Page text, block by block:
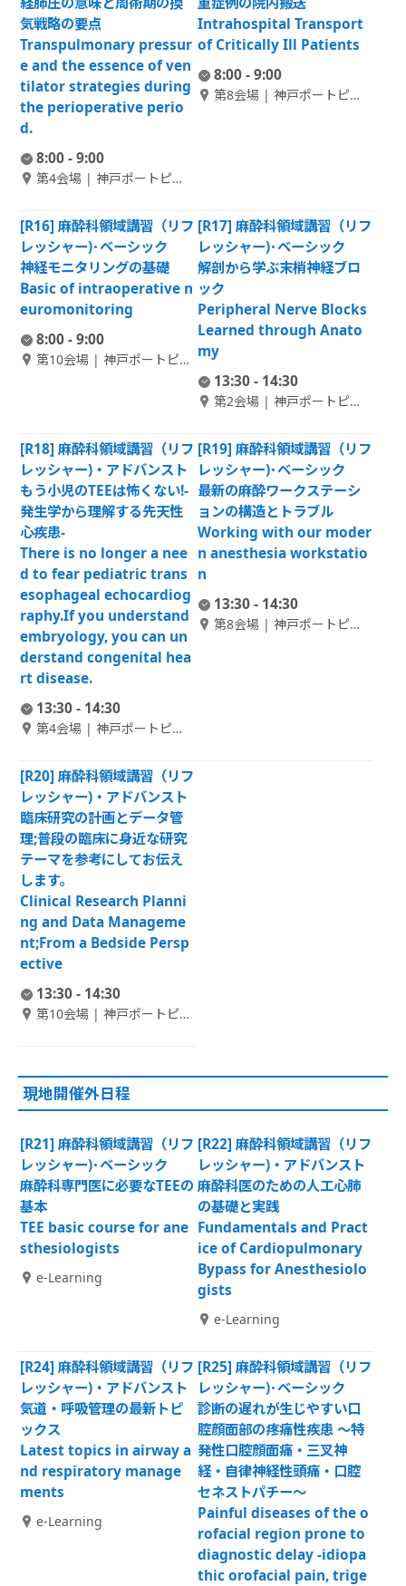
気戦略の要点
Transpulmonary pressur
e and the essence of ven
tilator strategies during
the perioperative perio
d.
8:00 - 9:00
第4会場 | 神戸ポートピア
Intrahospital Transport
of Critically Ill Patients
8:00 - 9:00
第8会場 | 神戸ポートピア
[R16] 麻酔科領域講習（リフ
レッシャー)･ベーシック
神経モニタリングの基礎
Basic of intraoperative n
euromonitoring
8:00 - 9:00
第10会場 | 神戸ポートピア
[R17] 麻酔科領域講習（リフ
レッシャー)･ベーシック
解剖から学ぶ末梢神経ブロ
ック
Peripheral Nerve Blocks
Learned through Anato
my
13:30 - 14:30
第2会場 | 神戸ポートピア
[R18] 麻酔科領域講習（リフ
レッシャー)・アドバンスト
もう小児のTEEは怖くない!-
発生学から理解する先天性
心疾患-
There is no longer a nee
d to fear pediatric trans
esophageal echocardiog
raphy.If you understand
embryology, you can un
derstand congenital hea
rt disease.
13:30 - 14:30
第4会場 | 神戸ポートピア
[R19] 麻酔科領域講習（リフ
レッシャー)･ベーシック
最新の麻酔ワークステーシ
ョンの構造とトラブル
Working with our moder
n anesthesia workstatio
n
13:30 - 14:30
第8会場 | 神戸ポートピア
[R20] 麻酔科領域講習（リフ
レッシャー)・アドバンスト
臨床研究の計画とデータ管
理;普段の臨床に身近な研究
テーマを参考にしてお伝え
します。
Clinical Research Planni
ng and Data Manageme
nt;From a Bedside Persp
ective
13:30 - 14:30
第10会場 | 神戸ポートピア
現地開催外日程
[R21] 麻酔科領域講習（リフ
レッシャー)･ベーシック
麻酔科専門医に必要なTEEの
基本
TEE basic course for ane
sthesiologists
e-Learning
[R22] 麻酔科領域講習（リフ
レッシャー)・アドバンスト
麻酔科医のための人工心肺
の基礎と実践
Fundamentals and Pract
ice of Cardiopulmonary
Bypass for Anesthesiolo
gists
e-Learning
[R24] 麻酔科領域講習（リフ
レッシャー)・アドバンスト
気道・呼吸管理の最新トピ
ックス
Latest topics in airway a
nd respiratory manage
ments
e-Learning
[R25] 麻酔科領域講習（リフ
レッシャー)･ベーシック
診断の遅れが生じやすい口
腔顔面部の疼痛性疾患 ～特
発性口腔顔面痛・三叉神
経・自律神経性頭痛・口腔
セネストパチー～
Painful diseases of the o
rofacial region prone to
diagnostic delay -idiopa
thic orofacial pain, trige